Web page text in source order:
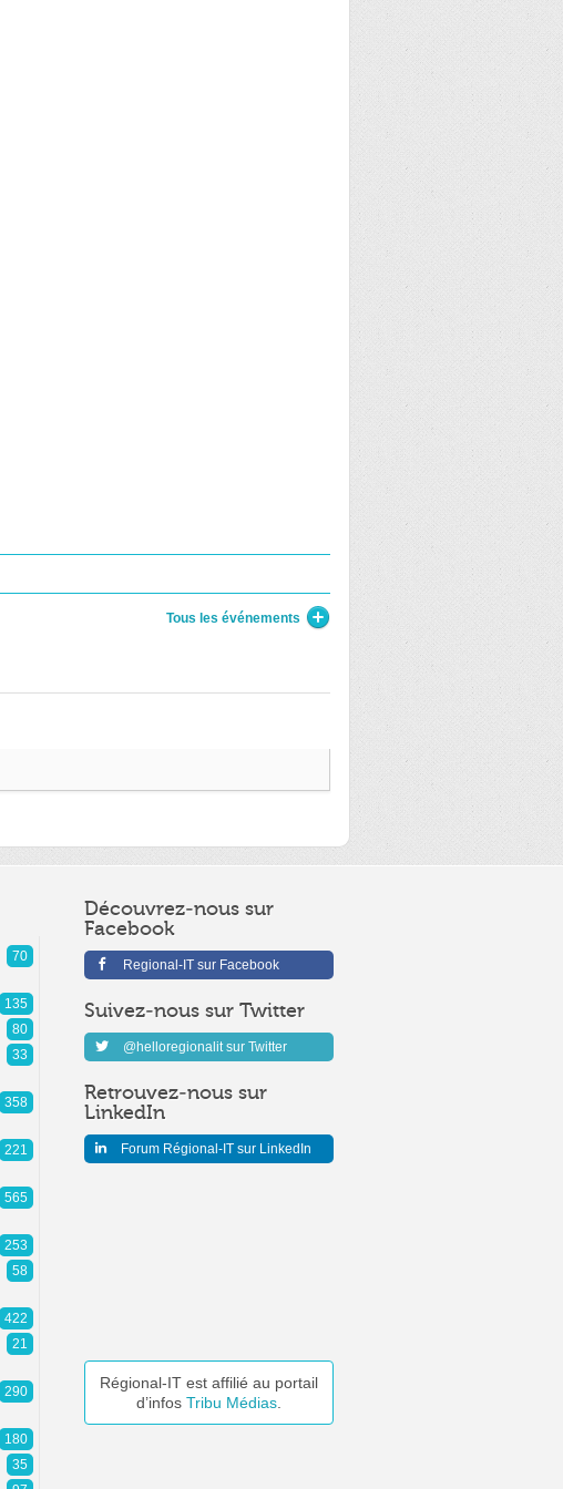
Tous les événements
Découvrez-nous sur
Facebook
Regional-IT sur Facebook
Suivez-nous sur Twitter
@helloregionalit sur Twitter
Retrouvez-nous sur
LinkedIn
Forum Régional-IT sur LinkedIn
Régional-IT est affilié au portail
d’infos Tribu Médias
70
135
80
33
358
221
565
253
58
422
21
290
180
35